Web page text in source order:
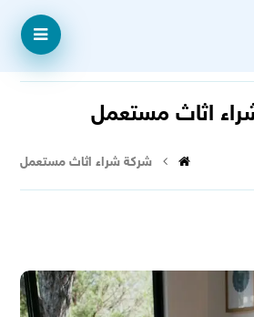
اثاث مستعمل
شركة شراء اثاث مستعمل